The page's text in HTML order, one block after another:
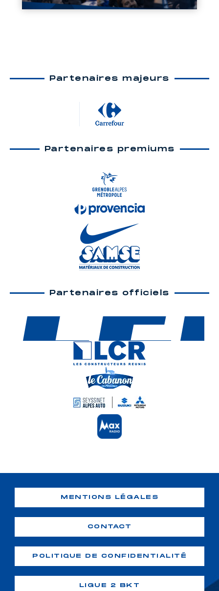
Partenaires majeurs
Partenaires premiums
Partenaires officiels
MENTIONS LÉGALES
CONTACT
POLITIQUE DE CONFIDENTIALITÉ
LIGUE 2 BKT